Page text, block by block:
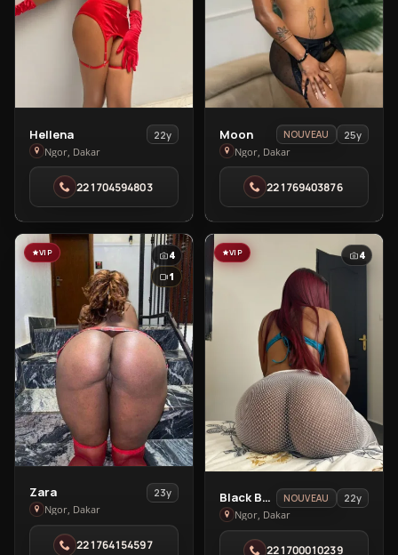
View
Hellena
in
Ngor
Hellena
22y
Ngor, Dakar
221704594803
View
Moon
in
Ngor
Moon NOUVEAU
25y
Ngor, Dakar
221769403876
VIP
4
1
View
Zara
in
Ngor
Zara
23y
Ngor, Dakar
221764154597
VIP 4
View
Black
Brenny
Black Brenny NOUVEAU
22y
Ngor, Dakar
221700010239